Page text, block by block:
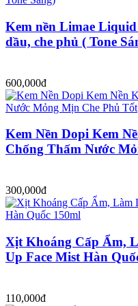
Kem nền Limae
dầu, che phủ ( Tone
600,000đ
Kem Nền Dopi Kem
Chống Thấm Nước
300,000đ
Xịt Khoáng Cấp Ẩm,
Up Face Mist Hàn
110,000đ